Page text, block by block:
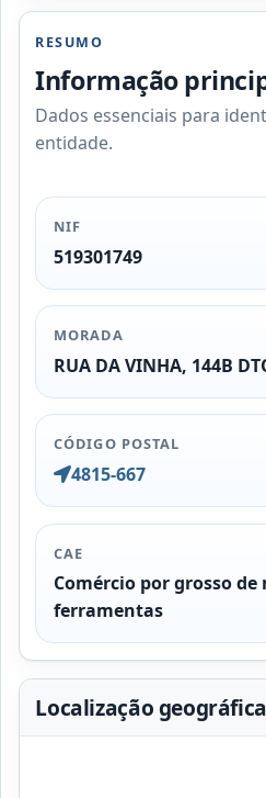
RESUMO
Informação
Dados essenciais para
entidade.
NIF
519301749
MORADA
RUA DA VINHA, 144B
CÓDIGO POSTAL
4815-667
CAE
Comércio por grosso
ferramentas
Localização geográfica